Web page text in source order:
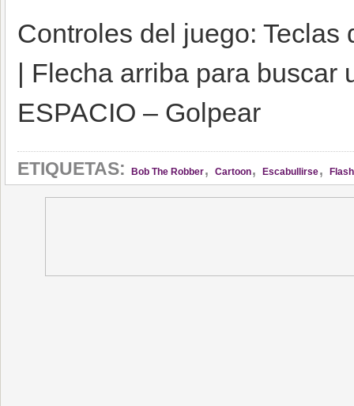
Controles del juego: Teclas
| Flecha arriba para
ESPACIO – Golpear
ETIQUETAS: Bob The Robber, Cartoon, Escabullirse,